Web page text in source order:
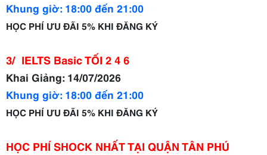
Khung giờ: 18:00 đến 21:00
HỌC PHÍ ƯU ĐÃI 5% KHI ĐĂNG KÝ
3/ IELTS Basic TỐI 2 4 6
Khai Giảng: 14/07/2026
Khung giờ: 18:00 đến 21:00
HỌC PHÍ ƯU ĐÃI 5% KHI ĐĂNG KÝ
HỌC PHÍ SHOCK NHẤT TẠI QUẬN TÂN PHÚ